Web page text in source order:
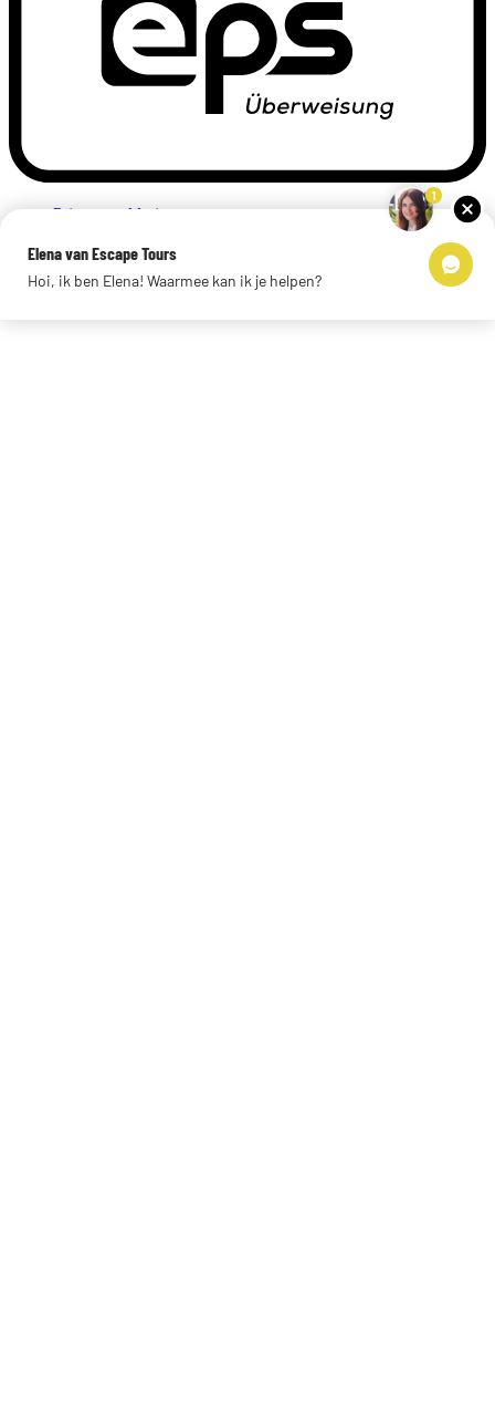
Privacyverklaring
Links
© 2026 Escape Tours
1
Elena van Escape Tours
Hoi, ik ben Elena! Waarmee kan ik je helpen?